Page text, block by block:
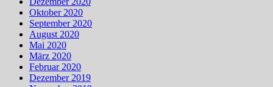
Oktober 2020
September 2020
August 2020
Mai 2020
März 2020
Februar 2020
Dezember 2019